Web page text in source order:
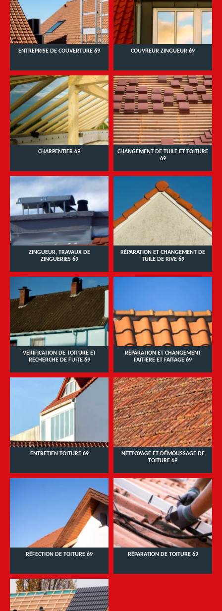
ENTREPRISE DE COUVERTURE 69 COUVREUR ZINGUEUR 69
CHARPENTIER 69
CHANGEMENT DE TUILE ET TOITURE
69
ZINGUEUR, TRAVAUX DE
ZINGUERIES 69
RÉPARATION ET CHANGEMENT DE
TUILE DE RIVE 69
VÉRIFICATION DE TOITURE ET
RECHERCHE DE FUITE 69
RÉPARATION ET CHANGEMENT
FAÎTIÈRE ET FAÎTAGE 69
ENTRETIEN TOITURE 69
NETTOYAGE ET DÉMOUSSAGE DE
TOITURE 69
RÉFECTION DE TOITURE 69 RÉPARATION DE TOITURE 69